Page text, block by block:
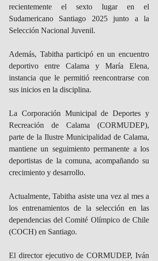
recientemente el sexto lugar en el
Sudamericano Santiago 2025 junto a la
Selección Nacional Juvenil.
Además, Tabitha participó en un encuentro
deportivo entre Calama y María Elena,
instancia que le permitió reencontrarse con
sus inicios en la disciplina.
La Corporación Municipal de Deportes y
Recreación de Calama (CORMUDEP),
parte de la Ilustre Municipalidad de Calama,
mantiene un seguimiento permanente a los
deportistas de la comuna, acompañando su
crecimiento y desarrollo.
Actualmente, Tabitha asiste una vez al mes a
los entrenamientos de la selección en las
dependencias del Comité Olímpico de Chile
(COCH) en Santiago.
El director ejecutivo de CORMUDEP, Iván